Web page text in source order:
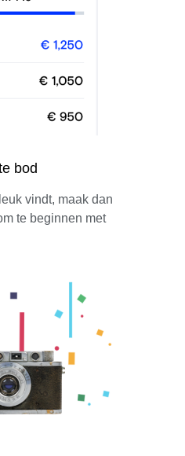
bod
vindt, maak dan
te beginnen met